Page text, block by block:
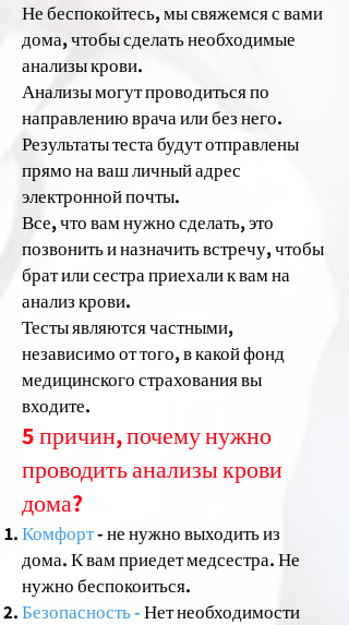
Не беспокойтесь, мы свяжемся с вами
дома, чтобы сделать необходимые
анализы крови.
Анализы могут проводиться по
направлению врача или без него.
Результаты теста будут отправлены
прямо на ваш личный адрес
электронной почты.
Все, что вам нужно сделать, это
позвонить и назначить встречу, чтобы
брат или сестра приехали к вам на
анализ крови.
Тесты являются частными,
независимо от того, в какой фонд
медицинского страхования вы
входите.
5 причин, почему нужно
проводить анализы крови
дома?
Комфорт- не нужно выходить из
дома. К вам приедет медсестра. Не
нужно беспокоиться.
Безопасность -Нет необходимости